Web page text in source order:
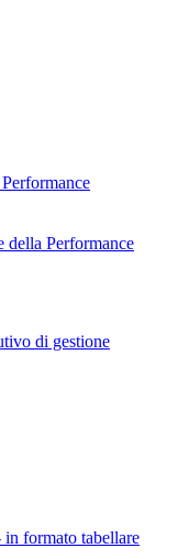
della Performance
di gestione
formato tabellare